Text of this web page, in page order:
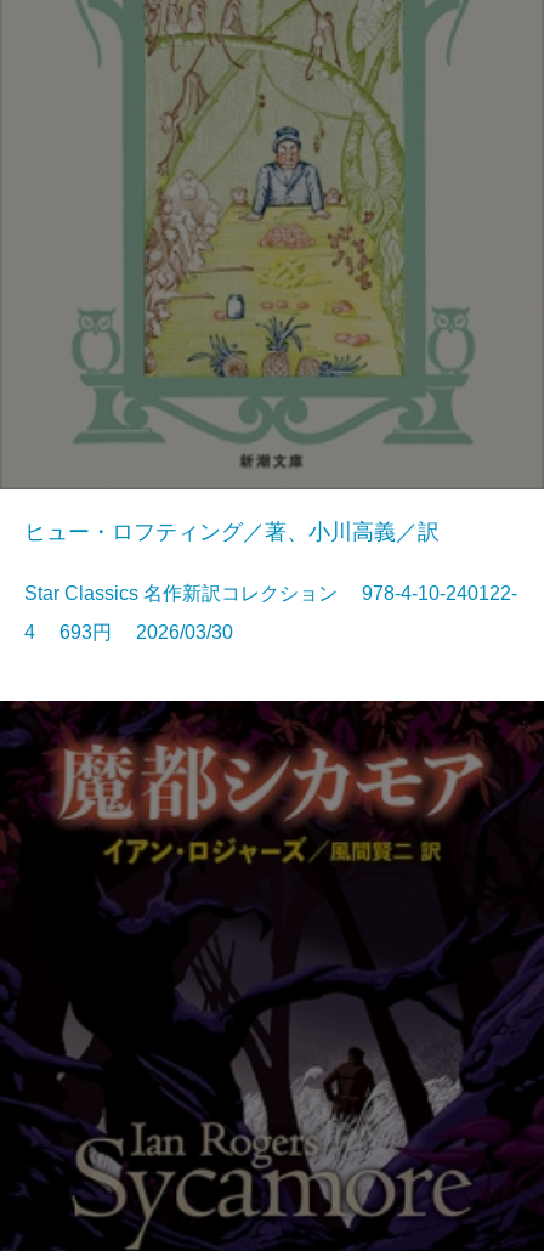
ヒュー・ロフティング／著、小川高義／訳
Star Classics 名作新訳コレクション 978-4-10-240122-
4 693円 2026/03/30